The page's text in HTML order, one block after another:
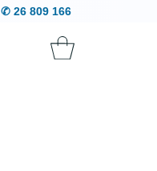
✆ 26 809 166